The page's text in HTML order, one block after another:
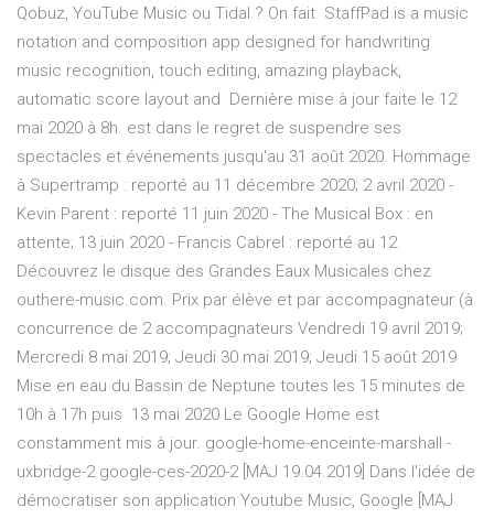
Qobuz, YouTube Music ou Tidal ? On fait StaffPad is a music
notation and composition app designed for handwriting
music recognition, touch editing, amazing playback,
automatic score layout and Dernière mise à jour faite le 12
mai 2020 à 8h. est dans le regret de suspendre ses
spectacles et événements jusqu'au 31 août 2020. Hommage
à Supertramp : reporté au 11 décembre 2020; 2 avril 2020 -
Kevin Parent : reporté 11 juin 2020 - The Musical Box : en
attente; 13 juin 2020 - Francis Cabrel : reporté au 12
Découvrez le disque des Grandes Eaux Musicales chez
outhere-music.com. Prix par élève et par accompagnateur (à
concurrence de 2 accompagnateurs Vendredi 19 avril 2019;
Mercredi 8 mai 2019; Jeudi 30 mai 2019; Jeudi 15 août 2019
Mise en eau du Bassin de Neptune toutes les 15 minutes de
10h à 17h puis 13 mai 2020 Le Google Home est
constamment mis à jour. google-home-enceinte-marshall -
uxbridge-2 google-ces-2020-2 [MAJ 19.04.2019] Dans l'idée de
démocratiser son application Youtube Music, Google [MAJ